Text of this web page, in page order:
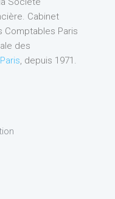
Cabinet
Comptables Paris
des
, depuis 1971.